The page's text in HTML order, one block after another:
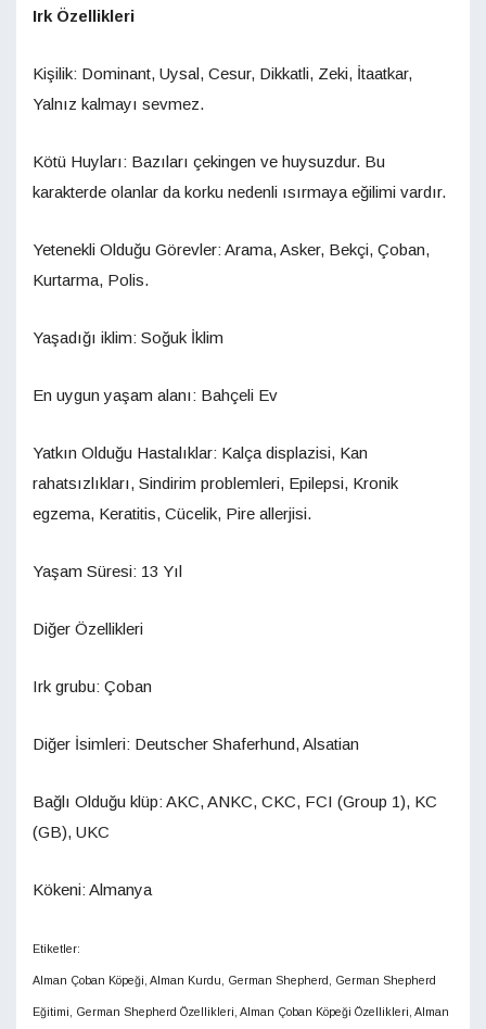
Irk Özellikleri
Kişilik: Dominant, Uysal, Cesur, Dikkatli, Zeki, İtaatkar,
Yalnız kalmayı sevmez.
Kötü Huyları: Bazıları çekingen ve huysuzdur. Bu
karakterde olanlar da korku nedenli ısırmaya eğilimi vardır.
Yetenekli Olduğu Görevler: Arama, Asker, Bekçi, Çoban,
Kurtarma, Polis.
Yaşadığı iklim: Soğuk İklim
En uygun yaşam alanı: Bahçeli Ev
Yatkın Olduğu Hastalıklar: Kalça displazisi, Kan
rahatsızlıkları, Sindirim problemleri, Epilepsi, Kronik
egzema, Keratitis, Cücelik, Pire allerjisi.
Yaşam Süresi: 13 Yıl
Diğer Özellikleri
Irk grubu: Çoban
Diğer İsimleri: Deutscher Shaferhund, Alsatian
Bağlı Olduğu klüp: AKC, ANKC, CKC, FCI (Group 1), KC
(GB), UKC
Kökeni: Almanya
Etiketler:
Alman Çoban Köpeği, Alman Kurdu, German Shepherd, German Shepherd
Eğitimi, German Shepherd Özellikleri, Alman Çoban Köpeği Özellikleri, Alman